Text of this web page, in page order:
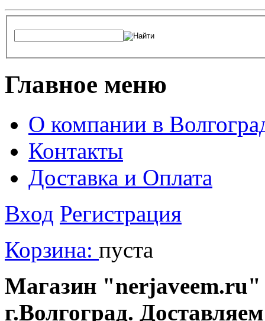
Главное меню
О компании в
Контакты
Доставка и Оплата
Вход Регистрация
Корзина: пуста
Магазин "nerjaveem.ru"
г.Волгоград.